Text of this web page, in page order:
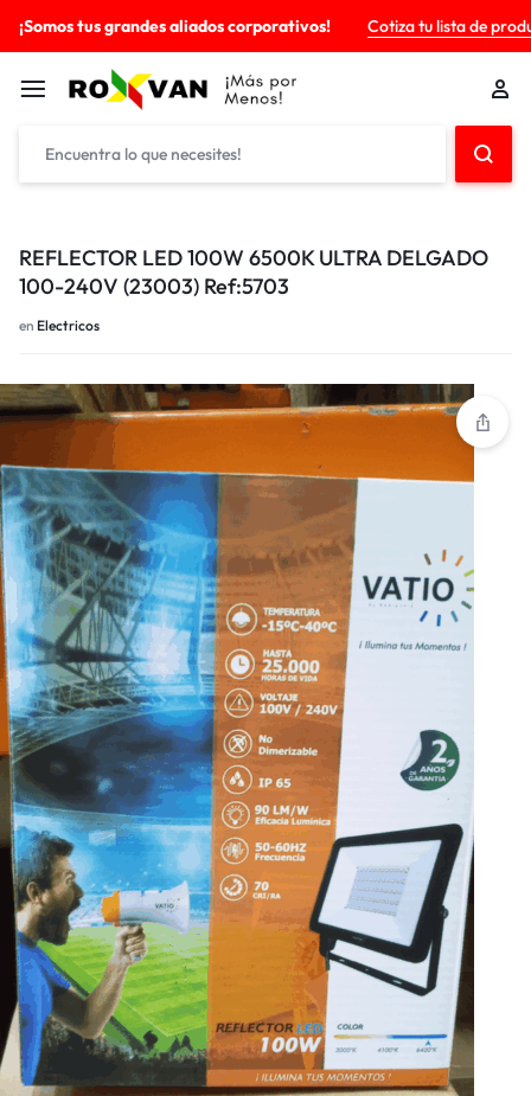
¡Somos tus grandes aliados corporativos! Cotiza tu lista de
REFLECTOR LED 100W 6500K ULTRA DELGADO
100-240V (23003) Ref:5703
en Electricos